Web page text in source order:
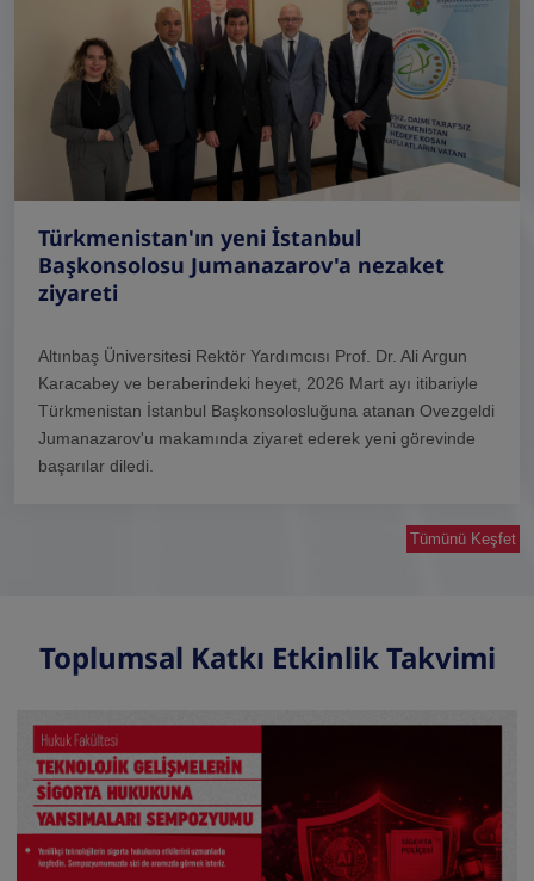
Türkmenistan'ın yeni İstanbul
Başkonsolosu Jumanazarov'a nezaket
ziyareti
Altınbaş Üniversitesi Rektör Yardımcısı Prof. Dr. Ali Argun
Karacabey ve beraberindeki heyet, 2026 Mart ayı itibariyle
Türkmenistan İstanbul Başkonsolosluğuna atanan Ovezgeldi
Jumanazarov'u makamında ziyaret ederek yeni görevinde
başarılar diledi.
Tümünü Keşfet
Toplumsal Katkı Etkinlik Takvimi